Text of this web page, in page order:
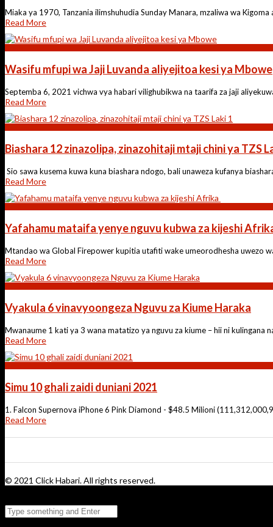
Miaka ya 1970, Tanzania ilimshuhudia Sunday Manara, mzaliwa wa
Read More
Wasifu mfupi wa Jaji Luvanda aliyejitoa kesi ya Mbowe
Septemba 6, 2021 vichwa vya habari vilighubikwa na taarifa za jaji
Read More
Biashara 12 zinazolipa, zinazohitaji mtaji chini ya TZS
Sio sawa kusema kuwa kuna biashara ndogo, bali unaweza kufanya
Read More
Yafahamu mataifa yenye nguvu kubwa za kijeshi
Mtandao wa Global Firepower kupitia utafiti wake umeorodhesha uwezo
Read More
Vyakula 6 vinavyoongeza Nguvu za Kiume Haraka
Mwanaume 1 kati ya 3 wana matatizo ya nguvu za kiume – hii ni kulingana
Read More
Simu 10 ghali zaidi duniani 2021
1. Falcon Supernova iPhone 6 Pink Diamond - $48.5 Milioni
Read More
© 2021 Click Habari. All rights reserved.